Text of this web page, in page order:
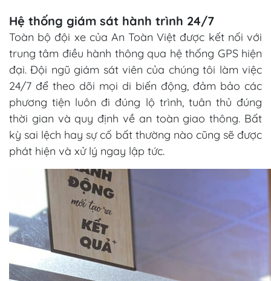
Hệ thống giám sát hành trình 24/7
Toàn bộ đội xe của An Toàn Việt được kết nối với
trung tâm điều hành thông qua hệ thống GPS hiện
đại. Đội ngũ giám sát viên của chúng tôi làm việc
24/7 để theo dõi mọi di biến động, đảm bảo các
phương tiện luôn đi đúng lộ trình, tuân thủ đúng
thời gian và quy định về an toàn giao thông. Bất
kỳ sai lệch hay sự cố bất thường nào cũng sẽ được
phát hiện và xử lý ngay lập tức.